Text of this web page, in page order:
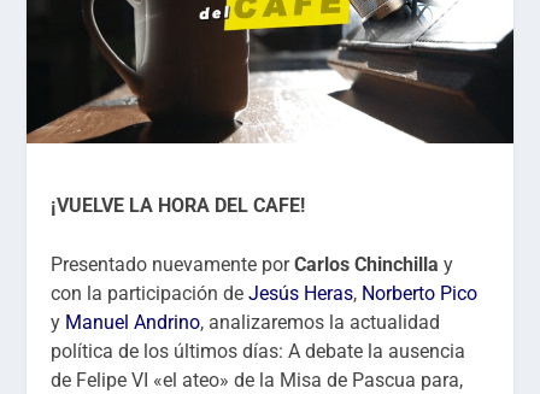
¡VUELVE LA HORA DEL CAFE!
Presentado nuevamente porCarlos Chinchilla y
con la participación deJesús Heras, Norberto Pico
y Manuel Andrino, analizaremos la actualidad
política de los últimos días: A debate la ausencia
de Felipe VI «el ateo» de la Misa de Pascua para,